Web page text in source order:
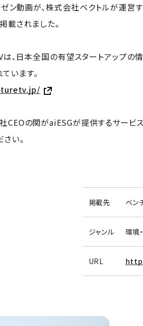
ン動画が、株式会社ベクトルが運営
載されました。
は、日本全国の有望スタートアップの
います。
CEOの関がaiESGが提供するサービ
い。
掲載先 ベン
ジャンル 環境
URL